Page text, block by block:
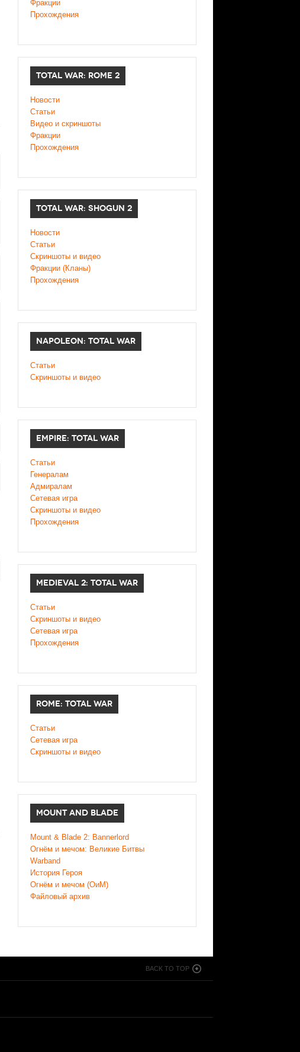
Фракции
Прохождения
TOTAL WAR: ROME 2
Новости
Статьи
Видео и скриншоты
Фракции
Прохождения
TOTAL WAR: SHOGUN 2
Новости
Статьи
Cкриншоты и видео
Фракции (Кланы)
Прохождения
NAPOLEON: TOTAL WAR
Статьи
Скриншоты и видео
EMPIRE: TOTAL WAR
Статьи
Генералам
Адмиралам
Сетевая игра
Скриншоты и видео
Прохождения
MEDIEVAL 2: TOTAL WAR
Статьи
Скриншоты и видео
Сетевая игра
Прохождения
ROME: TOTAL WAR
Статьи
Сетевая игра
Скриншоты и видео
MOUNT AND BLADE
Mount & Blade 2: Bannerlord
Огнём и мечом: Великие Битвы
Warband
История Героя
Огнём и мечом (ОиМ)
Файловый архив
BACK TO TOP